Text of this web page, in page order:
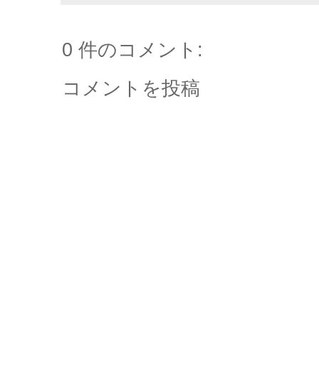
0 件のコメント:
コメントを投稿